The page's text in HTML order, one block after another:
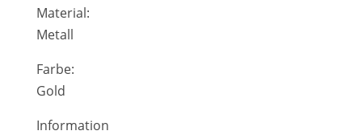
Material:
Metall
Farbe:
Gold
Information